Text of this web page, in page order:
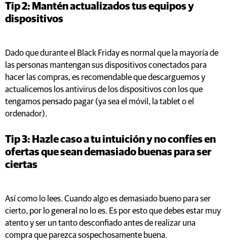
Tip 2: Mantén actualizados tus equipos y
dispositivos
Dado que durante el Black Friday es normal que la mayoría de
las personas mantengan sus dispositivos conectados para
hacer las compras, es recomendable que descarguemos y
actualicemos los antivirus de los dispositivos con los que
tengamos pensado pagar (ya sea el móvil, la tablet o el
ordenador).
Tip 3: Hazle caso a tu intuición y no confíes en
ofertas que sean demasiado buenas para ser
ciertas
Así como lo lees. Cuando algo es demasiado bueno para ser
cierto, por lo general no lo es. Es por esto que debes estar muy
atento y ser un tanto desconfiado antes de realizar una
compra que parezca sospechosamente buena.